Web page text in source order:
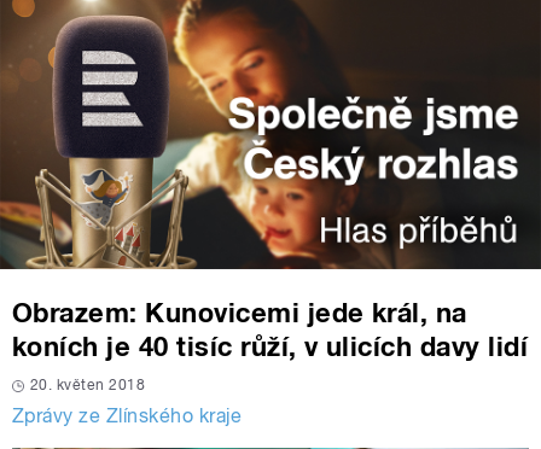
Obrazem: Kunovicemi jede král, na
koních je 40 tisíc růží, v ulicích davy lidí
20. květen 2018
Zprávy ze Zlínského kraje